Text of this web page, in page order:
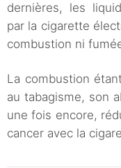
dernières, les
par la cigarette
combustion ni
La combustion
au tabagisme, son
une fois encore,
cancer avec la